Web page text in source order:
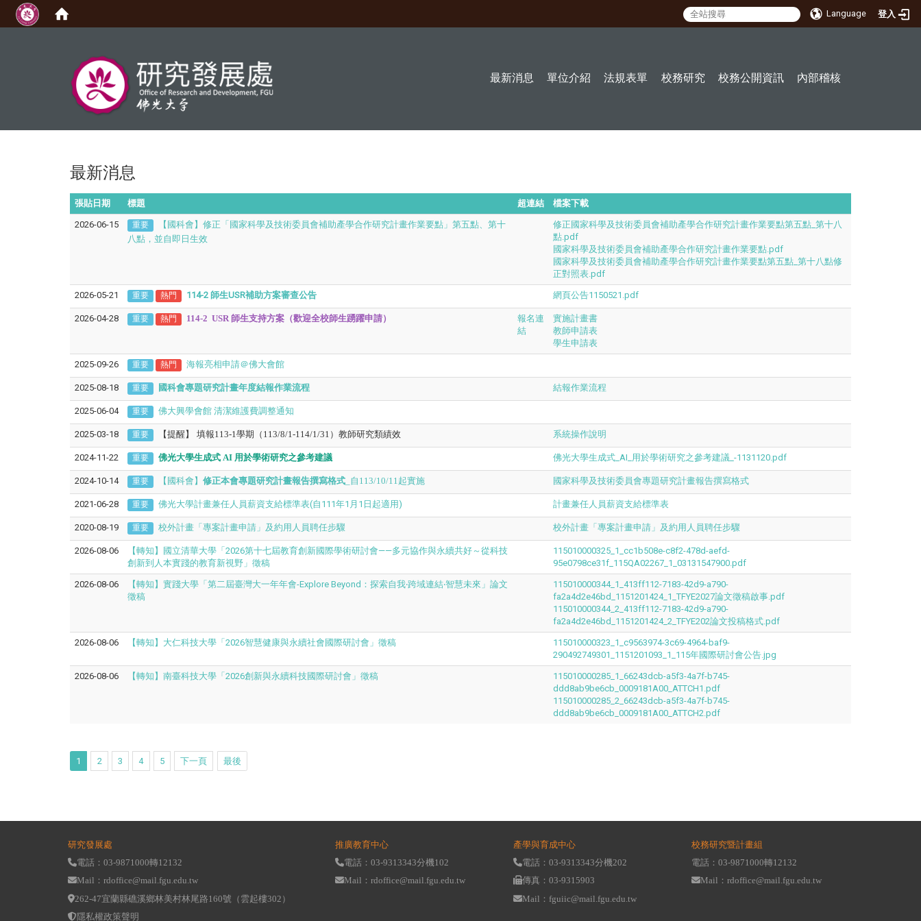
Language 登入
最新消息
單位介紹 法規表單 校務研究 校務公開資訊 內部稽核
最新消息
張貼日期 標題 超連結 檔案下載
2026-06-15 重要
【國科會】修正「國家科學及技術委員會補助產學合作研究計畫作業要點」第五點、第十
八點，並自即日生效
修正國家科學及技術委員會補助產學合作研究計畫作業要點第五點_第十八
點.pdf
國家科學及技術委員會補助產學合作研究計畫作業要點.pdf
國家科學及技術委員會補助產學合作研究計畫作業要點第五點_第十八點修
正對照表.pdf
2026-05-21 重要 熱門 114-2 師生USR補助方案審查公告 網頁公告1150521.pdf
2026-04-28 重要 熱門 114-2 USR 師生支持方案（歡迎全校師生踴躍申請）
報名連
結
實施計畫書
教師申請表
學生申請表
2025-09-26 重要 熱門 海報亮相申請＠佛大會館
2025-08-18 重要 國科會專題研究計畫年度結報作業流程 結報作業流程
2025-06-04 重要 佛大興學會館 清潔維護費調整通知
2025-03-18 重要 【提醒 】 填報113-1學期（113/8/1-114/1/31）教師研究類績效 系統操作說明
2024-11-22 重要 佛光大學生成式AI 用於學術研究之參考建議 佛光大學生成式_AI_用於學術研究之參考建議_-1131120.pdf
2024-10-14 重要 【國科會】 修正本會專題研究計畫報告撰寫格式_自113/10/11起實施 國家科學及技術委員會專題研究計畫報告撰寫格式
2021-06-28 重要 佛光大學計畫兼任人員薪資支給標準表(自111年1月1日起適用) 計畫兼任人員薪資支給標準表
2020-08-19 重要 校外計畫「專案計畫申請」及約用人員聘任步驟 校外計畫「專案計畫申請」及約用人員聘任步驟
2026-08-06
【轉知】國立清華大學「2026第十七屆教育創新國際學術研討會——多元協作與永續共好～從科技
創新到人本實踐的教育新視野」徵稿
115010000325_1_cc1b508e-c8f2-478d-aefd-
95e0798ce31f_115QA02267_1_03131547900.pdf
2026-08-06
【轉知】實踐大學「第二屆臺灣大一年年會-Explore Beyond：探索自我‧跨域連結‧智慧未來」論文
徵稿
115010000344_1_413ff112-7183-42d9-a790-
fa2a4d2e46bd_1151201424_1_TFYE2027論文徵稿啟事.pdf
115010000344_2_413ff112-7183-42d9-a790-
fa2a4d2e46bd_1151201424_2_TFYE202論文投稿格式.pdf
2026-08-06 【轉知】大仁科技大學「2026智慧健康與永續社會國際研討會」徵稿
115010000323_1_c9563974-3c69-4964-baf9-
290492749301_1151201093_1_115年國際研討會公告.jpg
2026-08-06 【轉知】南臺科技大學「2026創新與永續科技國際研討會」徵稿
115010000285_1_66243dcb-a5f3-4a7f-b745-
ddd8ab9be6cb_0009181A00_ATTCH1.pdf
115010000285_2_66243dcb-a5f3-4a7f-b745-
ddd8ab9be6cb_0009181A00_ATTCH2.pdf
1 2 3 4 5 下一頁 最後
研究發展處
電話：03-9871000轉12132
Mail：rdoffice@mail.fgu.edu.tw
262-47宜蘭縣礁溪鄉林美村林尾路160號（雲起樓302）
隱私權政策聲明
推廣教育中心
電話：03-9313343分機102
Mail：rdoffice@mail.fgu.edu.tw
產學與育成中心
電話：03-9313343分機202
傳真：03-9315903
Mail：fguiic@mail.fgu.edu.tw
校務研究暨計畫組
電話：03-9871000轉12132
Mail：rdoffice@mail.fgu.edu.tw